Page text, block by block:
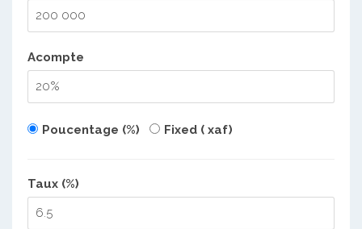
Acompte
Poucentage (%) Fixed ( xaf)
Taux (%)